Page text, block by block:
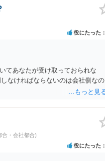
役にたった
てあなたが受け取っておられな
なければならないのは会社側なの
合・会社都合)
役にたった